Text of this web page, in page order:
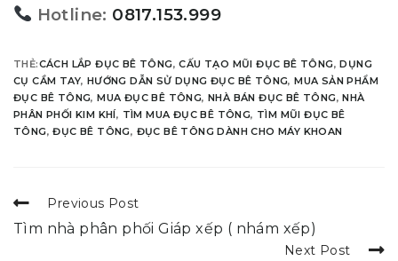
Hotline: 0817.153.999
THẺ:CÁCH LẮP ĐỤC BÊ TÔNG,CẤU TẠO MŨI ĐỤC BÊ TÔNG,DỤNG
CỤ CẦM TAY, HƯỚNG DẪN SỬ DỤNG ĐỤC BÊ TÔNG,MUA SẢN PHẨM
ĐỤC BÊ TÔNG,MUA ĐỤC BÊ TÔNG,NHÀ BÁN ĐỤC BÊ TÔNG,NHÀ
PHÂN PHỐI KIM KHÍ, TÌM MUA ĐỤC BÊ TÔNG, TÌM MŨI ĐỤC BÊ
TÔNG,ĐỤC BÊ TÔNG, ĐỤC BÊ TÔNG DÀNH CHO MÁY KHOAN
Previous Post
Tìm nhà phân phối Giáp xếp ( nhám xếp)
Next Post